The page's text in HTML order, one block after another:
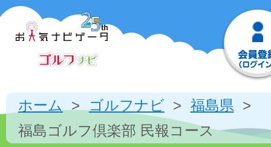
ホーム ゴルフナビ
福島県
福島ゴルフ倶楽部 民報コース